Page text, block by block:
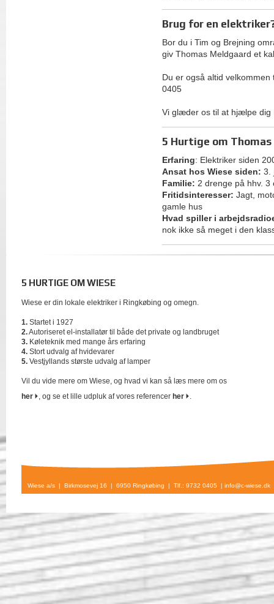
Brug for en
Bor du i Tim og Brejning
giv Thomas Meldgaard et
Du er også altid
0405
Vi glæder os til at hjælpe
5 Hurtige om
Erfaring: Elektriker siden
Ansat hos Wiese siden: 3.
Familie: 2 drenge på hhv. 3
Fritidsinteresser: Jagt,
gamle hus
Hvad spiller i
nok ikke så meget i den
5 HURTIGE OM WIESE
Wiese er din lokale elektriker i Ringkøbing og omegn.
1. Startet i 1927
2.Autoriseret el-installatør til både det private og landbruget
3. Køleteknik med mange års erfaring
4. Stort udvalg af hvidevarer
5. Vestjyllands største udvalg af lamper
Vil du vide mere om Wiese, og hvad vi kan så læs mere om os
her
, og se et lille udpluk af vores referencer her .
Wiese a/s | Birkmosevej 16 | 6950 Ringkøbing | Tlf.: 9732 0405 | info@c-wiese.dk